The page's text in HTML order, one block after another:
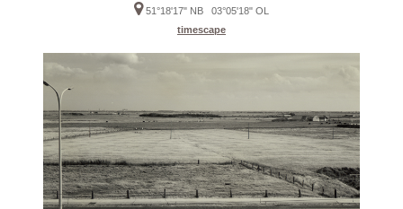
51°18'17" NB 03°05'18" OL
timescape